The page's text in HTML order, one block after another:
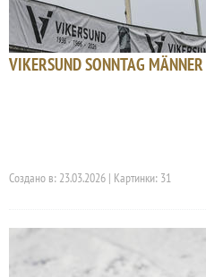
VIKERSUND SONNTAG MÄNNER
Создано в: 23.03.2026 | Картинки: 31